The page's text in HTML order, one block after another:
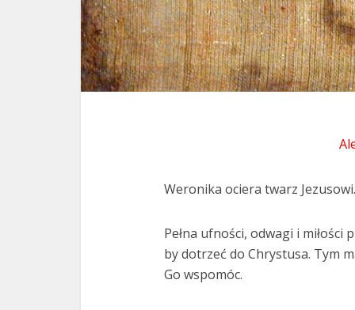
Weronika ociera twarz Jezusowi.
Pełna ufności, odwagi i miłości
by dotrzeć do Chrystusa. Tym
Go wspomóc.